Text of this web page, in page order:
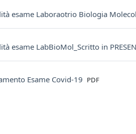
esame Laboraotrio Biologia
esame LabBioMol_Scritto in
Esame Covid-19 File
PDF